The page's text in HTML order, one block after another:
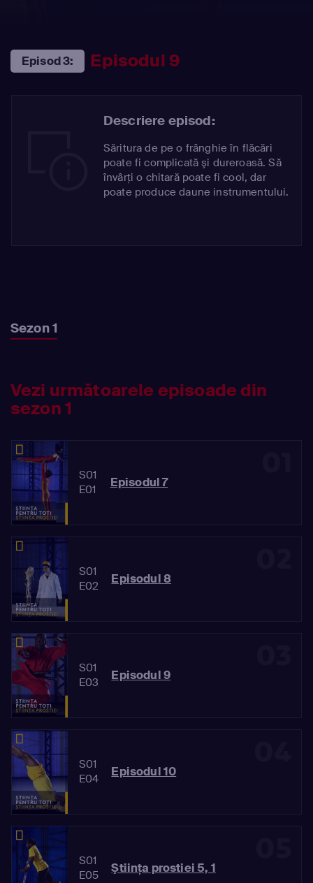
Episod 3: Episodul 9
Descriere episod:
Săritura de pe o frânghie în flăcări
poate fi complicată şi dureroasă. Să
învârţi o chitară poate fi cool, dar
poate produce daune instrumentului.
Sezon 1
Vezi următoarele episoade din
sezon 1
S01
E01
Episodul 7
S01
E02
Episodul 8
S01
E03
Episodul 9
S01
E04
Episodul 10
S01
E05
Ştiinţa prostiei 5, 1